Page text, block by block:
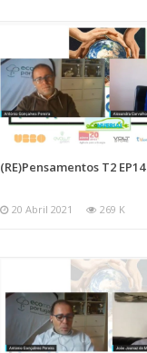
(RE)Pensamentos T2 EP14
20 Abril 2021 269 K